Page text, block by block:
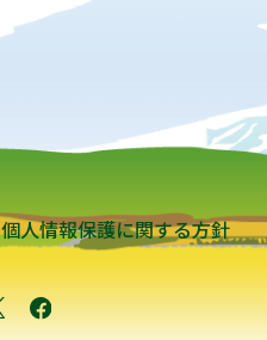
個人情報保護に関する方針